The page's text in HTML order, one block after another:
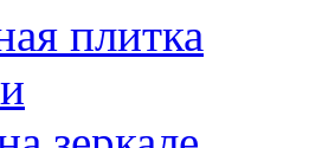
плитка